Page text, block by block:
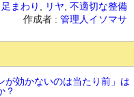
足まわり リヤ 不適切な整備
作成者 : 管理人イソマサ
が効かないのは当たり前」は
？